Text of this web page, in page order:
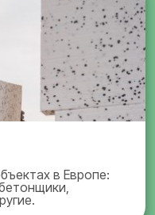
в Европе: